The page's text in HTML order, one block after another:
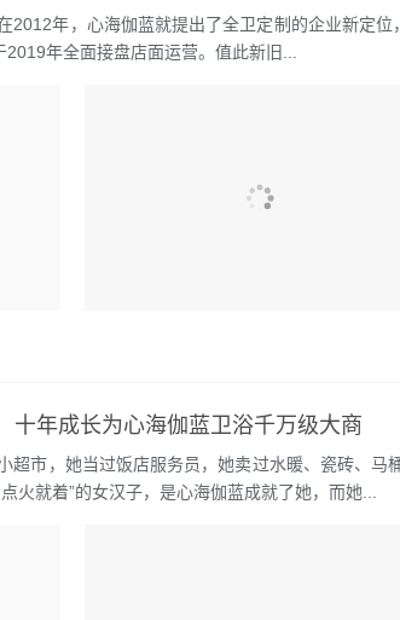
2012年，心海伽蓝就提出了全卫定制的企业新定
2019年全面接盘店面运营。值此新旧...
十年成长为心海伽蓝卫浴千万级大商
超市，她当过饭店服务员，她卖过水暖、瓷砖、马
火就着”的女汉子，是心海伽蓝成就了她，而她...